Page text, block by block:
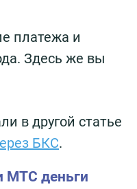
платежа и
Здесь же вы
в другой статье
БКС.
МТС деньги